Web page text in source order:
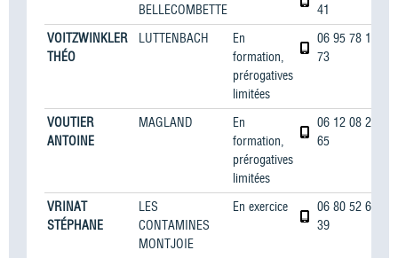
BELLECOMBETTE
41
VOITZWINKLER
THÉO
LUTTENBACH
En
formation,
prérogatives
limitées
06 95 78 15
73
VOUTIER
ANTOINE
MAGLAND
En
formation,
prérogatives
limitées
06 12 08 26
65
VRINAT
STÉPHANE
LES
CONTAMINES
MONTJOIE
En exercice
06 80 52 60
39